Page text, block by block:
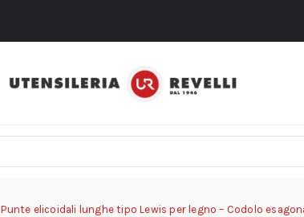
Punte elicoidali lunghe tipo Lewis per legno – Codolo